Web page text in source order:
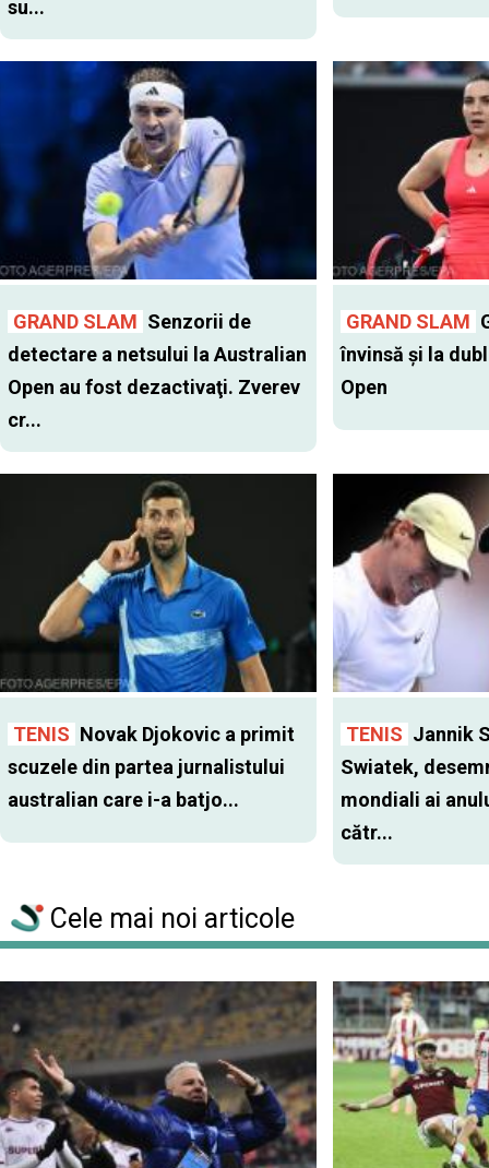
su...
GRAND SLAM Senzorii de
detectare a netsului la Australian
Open au fost dezactivaţi. Zverev
cr...
GRAND SLAM
învinsă şi la
Open
TENIS Novak Djokovic a primit
scuzele din partea jurnalistului
australian care i-a batjo...
TENIS Jannik
Swiatek,
mondiali ai
cătr...
Cele mai noi articole